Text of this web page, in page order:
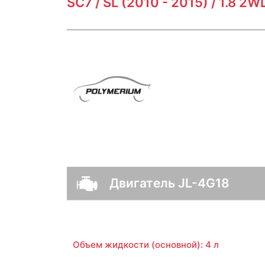
Двигатель JL-4G18
Объем жидкости (основной): 4 л